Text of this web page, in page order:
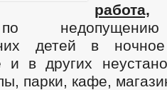
работа,
по
детей в
и в других
парки, кафе,